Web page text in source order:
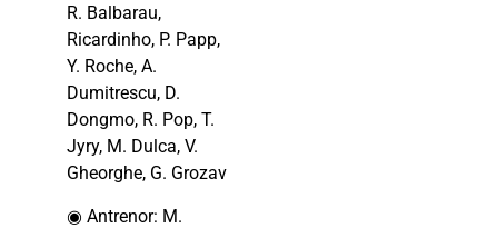
R. Balbarau,
Ricardinho, P. Papp,
Y. Roche, A.
Dumitrescu, D.
Dongmo, R. Pop, T.
Jyry, M. Dulca, V.
Gheorghe, G. Grozav
◉ Antrenor: M.